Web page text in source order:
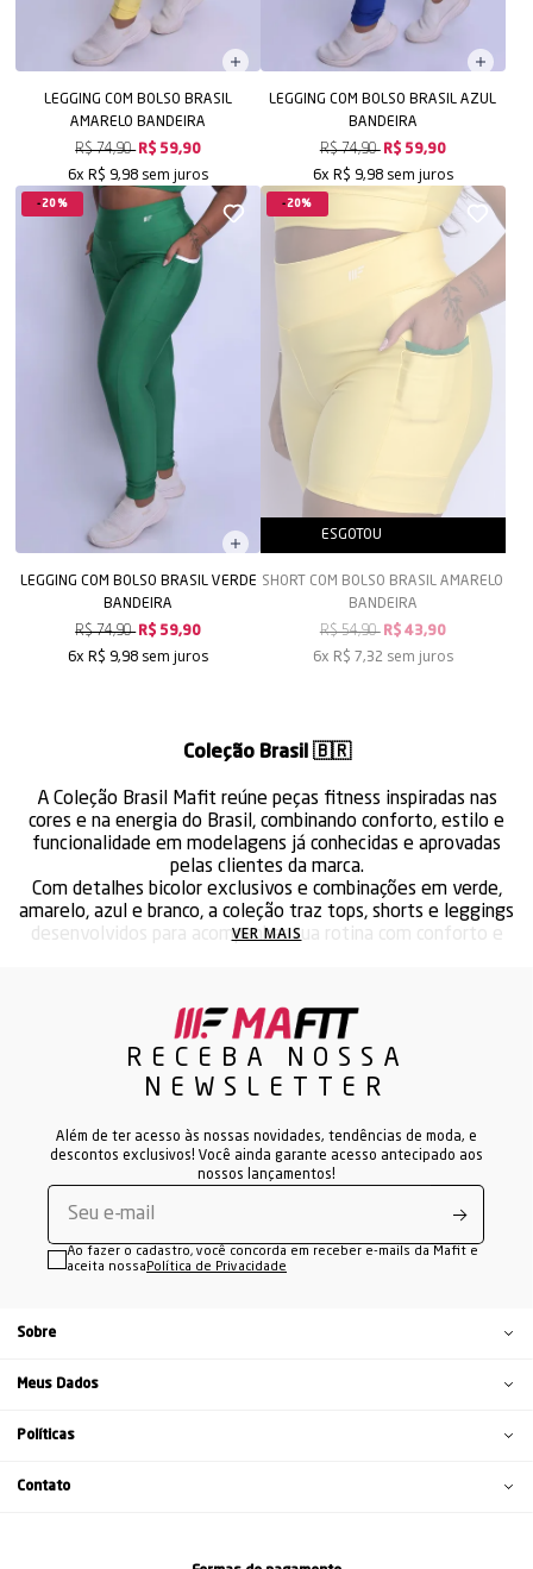
LEGGING COM BOLSO BRASIL
AMARELO BANDEIRA
R$ 74,90 R$ 59,90
6x R$ 9,98 sem juros
LEGGING COM BOLSO BRASIL AZUL
BANDEIRA
R$ 74,90 R$ 59,90
6x R$ 9,98 sem juros
20%
LEGGING COM BOLSO BRASIL VERDE
BANDEIRA
R$ 74,90 R$ 59,90
6x R$ 9,98 sem juros
20%
ESGOTOU
SHORT COM BOLSO BRASIL AMARELO
BANDEIRA
R$ 54,90 R$ 43,90
6x R$ 7,32 sem juros
Coleção Brasil 🇧🇷
A Coleção Brasil Mafit reúne peças fitness inspiradas nas
cores e na energia do Brasil, combinando conforto, estilo e
funcionalidade em modelagens já conhecidas e aprovadas
pelas clientes da marca.
Com detalhes bicolor exclusivos e combinações em verde,
amarelo, azul e branco, a coleção traz tops, shorts e leggings
desenvolvidos para acompanhar sua rotina com conforto e
Confeccionadas no tecido Suplex Myda, as peças oferecem
excelente ajuste ao corpo, toque macio e a qualidade que
faz parte do padrão Mafit.
Uma coleção criada para quem busca praticidade,
dia a dia com confiança.
VER MAIS
RECEBA NOSSA
NEWSLETTER
Além de ter acesso às nossas novidades, tendências de moda, e
descontos exclusivos! Você ainda garante acesso antecipado aos
nossos lançamentos!
Ao fazer o cadastro, você concorda em receber e-mails da Mafit e
aceita nossa Política de Privacidade
Sobre
Meus Dados
Políticas
Contato